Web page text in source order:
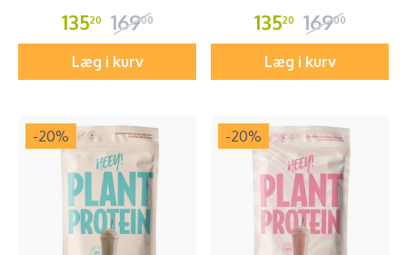
13520 16900
Læg i kurv
13520 16900
Læg i kurv
-20% -20%